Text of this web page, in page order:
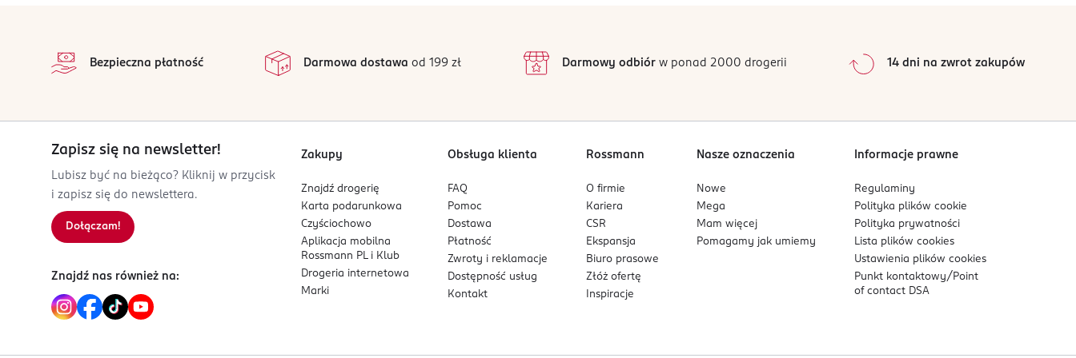
Lesznowola
PL-Polska
Kod EAN
5 907609 332677
2
1
0%
Sortowanie wgdata: od najnowszej
Bezpieczna płatność Darmowa dostawa od 199 zł Darmowy odbiórw ponad 2000 drogerii 14 dni na zwrot zakupów
Zapisz się na newsletter!
Lubisz być na bieżąco? Kliknij w przycisk
i zapisz się do newslettera.
Dołączam!
Znajdź nas również na:
Zakupy
Znajdź drogerię
Karta podarunkowa
Czyściochowo
Aplikacja mobilna
Rossmann PL i Klub
Drogeria internetowa
Marki
Obsługa klienta
FAQ
Pomoc
Dostawa
Płatność
Zwroty i reklamacje
Dostępność usług
Kontakt
Rossmann
O firmie
Kariera
CSR
Ekspansja
Biuro prasowe
Złóż ofertę
Inspiracje
Nasze oznaczenia
Nowe
Mega
Mam więcej
Pomagamy jak umiemy
Informacje prawne
Regulaminy
Polityka plikówcookie
Polityka prywatności
Lista plikówcookies
Ustawienia plikówcookies
Punkt kontaktowy/ Point
of contact DSA